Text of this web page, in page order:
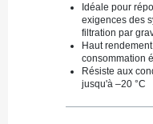
Idéale pour
exigences des
filtration par
Haut
consommation
Résiste aux
jusqu'à –20 °C